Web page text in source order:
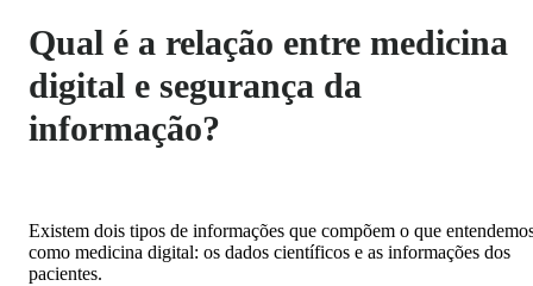
Qual é a relação entre medicina
digital e segurança da
informação?
Existem dois tipos de informações que compõem o que
como medicina digital: os dados científicos e as informações dos
pacientes.